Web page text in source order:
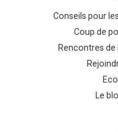
Conseils pour
Coup de
Rencontres
Le